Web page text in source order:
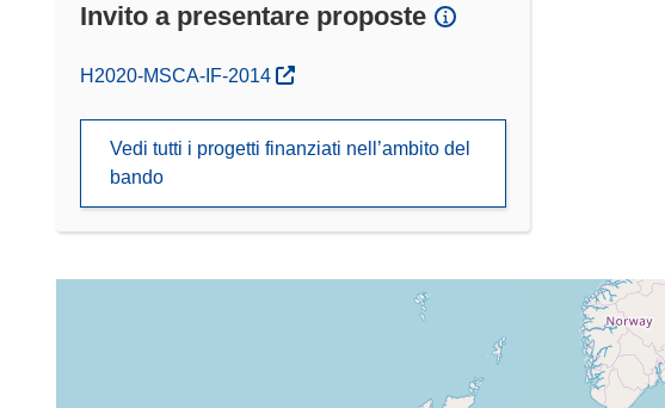
Invito a presentare proposte
(si apre in una nuova finestra)
H2020-MSCA-IF-2014
Vedi tutti i progetti finanziati nell’ambito del
bando